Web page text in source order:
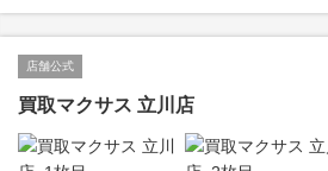
店舗公式
買取マクサス 立川店